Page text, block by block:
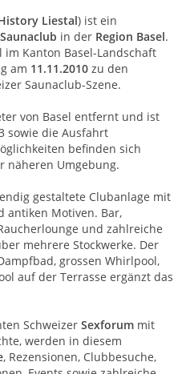
Liestal) ist ein
in der Region Basel.
Kanton Basel-Landschaft
am 11.11.2010 zu den
Saunaclub-Szene.
von Basel entfernt und ist
sowie die Ausfahrt
befinden sich
näheren Umgebung.
gestaltete Clubanlage mit
antiken Motiven. Bar,
und zahlreiche
mehrere Stockwerke. Der
grossen Whirlpool,
auf der Terrasse ergänzt das
Schweizer Sexforum mit
werden in diesem
, Rezensionen, Clubbesuche,